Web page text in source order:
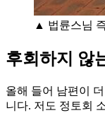
▲ 법륜스님
후회하지 않
올해 들어 남편이
니다. 저도 정토회